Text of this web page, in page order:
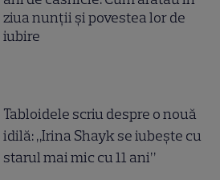
ziua nunții și povestea lor de
iubire
Tabloidele scriu despre o nouă
idilă: „Irina Shayk se iubește cu
starul mai mic cu 11 ani”